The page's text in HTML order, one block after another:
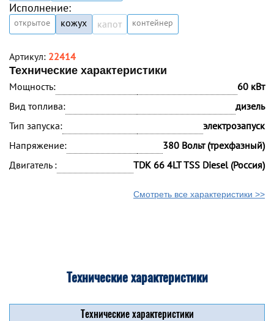
Исполнение:
открытое кожух капот контейнер
Артикул: 22414
Технические характеристики
Мощность:
60 кВт
Вид топлива:
дизель
Тип запуска:
электрозапуск
Напряжение:
380 Вольт (трехфазный)
Двигатель :
TDK 66 4LT TSS Diesel (Россия)
Смотреть все характеристики >>
Технические характеристики
Технические характеристики